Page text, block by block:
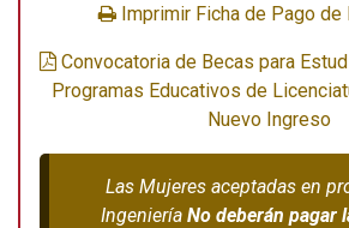
Imprimir Ficha de Pago
Convocatoria de Becas para
Programas Educativos de
Nuevo Ingreso
Las Mujeres aceptadas en
Ingeniería No deberán pagar